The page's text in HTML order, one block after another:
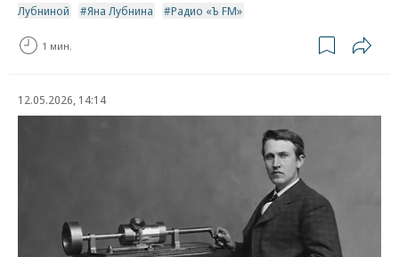
Лубниной
Яна Лубнина Радио «Ъ FM»
1 мин.
12.05.2026, 14:14